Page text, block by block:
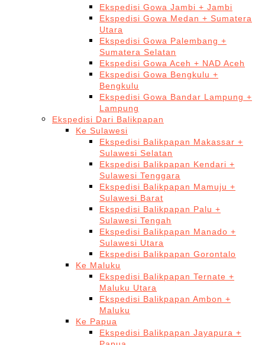
Ekspedisi Gowa Jambi + Jambi
Ekspedisi Gowa Medan + Sumatera
Utara
Ekspedisi Gowa Palembang +
Sumatera Selatan
Ekspedisi Gowa Aceh + NAD Aceh
Ekspedisi Gowa Bengkulu +
Bengkulu
Ekspedisi Gowa Bandar Lampung +
Lampung
Ekspedisi Dari Balikpapan
Ke Sulawesi
Ekspedisi Balikpapan Makassar +
Sulawesi Selatan
Ekspedisi Balikpapan Kendari +
Sulawesi Tenggara
Ekspedisi Balikpapan Mamuju +
Sulawesi Barat
Ekspedisi Balikpapan Palu +
Sulawesi Tengah
Ekspedisi Balikpapan Manado +
Sulawesi Utara
Ekspedisi Balikpapan Gorontalo
Ke Maluku
Ekspedisi Balikpapan Ternate +
Maluku Utara
Ekspedisi Balikpapan Ambon +
Maluku
Ke Papua
Ekspedisi Balikpapan Jayapura +